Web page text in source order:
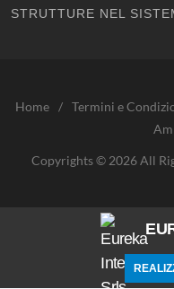
STRUTTURE NEL
Home / Termini e
Copyrights © 2026 All